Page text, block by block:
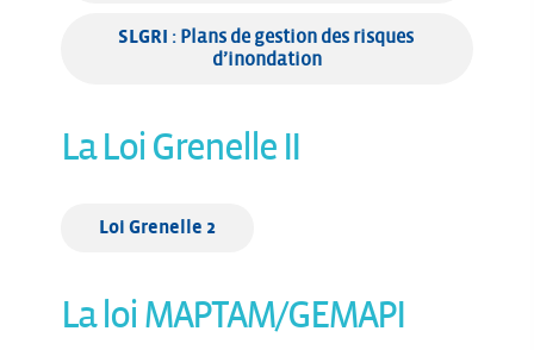
SLGRI : Plans de gestion des risques
d’inondation
La Loi Grenelle II
Loi Grenelle 2
La loi MAPTAM/GEMAPI